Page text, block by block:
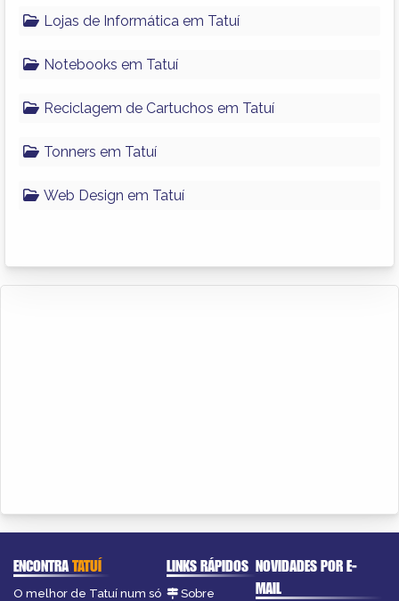
Lojas de Informática em Tatuí
Notebooks em Tatuí
Reciclagem de Cartuchos em Tatuí
Tonners em Tatuí
Web Design em Tatuí
ENCONTRATATUÍ
O melhor de Tatuí num só
LINKS RÁPIDOS
Sobre
NOVIDADES POR E-
MAIL